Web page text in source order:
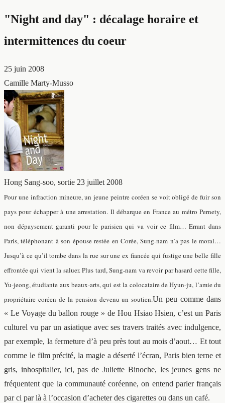
"Night and day" : décalage horaire et
intermittences du coeur
25 juin 2008
Camille Marty-Musso
Hong Sang-soo, sortie 23 juillet 2008
Pour une infraction mineure, un jeune peintre coréen se voit obligé de fuir son
pays pour échapper à une arrestation. Il débarque en France au métro Pernety,
non dépaysement garanti pour le parisien qui va voir ce film… Errant dans
Paris, téléphonant à son épouse restée en Corée, Sung-nam n’a pas le moral…
Jusqu’à ce qu’il tombe dans la rue sur une ex fiancée qui fustige une belle fille
effrontée qui vient la saluer. Plus tard, Sung-nam va revoir par hasard cette fille,
Yu-jeong, étudiante aux beaux-arts, qui est la colocataire de Hyun-ju, l’amie du
propriétaire coréen de la pension devenu un soutien.Un peu comme dans
« Le Voyage du ballon rouge » de Hou Hsiao Hsien, c’est un Paris
culturel vu par un asiatique avec ses travers traités avec indulgence,
par exemple, la fermeture d’à peu près tout au mois d’aout… Et tout
comme le film précité, la magie a déserté l’écran, Paris bien terne et
gris, inhospitalier, ici, pas de Juliette Binoche, les jeunes gens ne
fréquentent que la communauté coréenne, on entend parler français
par ci par là à l’occasion d’acheter des cigarettes ou dans un café.